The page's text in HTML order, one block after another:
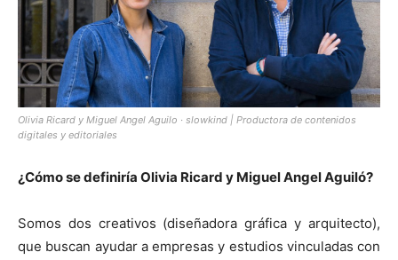
Olivia Ricard y Miguel Angel Aguilo · slowkind | Productora de contenidos
digitales y editoriales
¿Cómo se definiría Olivia Ricard y Miguel Angel Aguiló?
Somos dos creativos (diseñadora gráfica y arquitecto),
que buscan ayudar a empresas y estudios vinculadas con